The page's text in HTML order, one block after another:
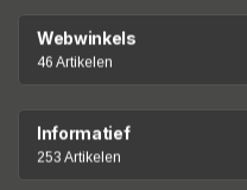
Webwinkels
46 Artikelen
Informatief
253 Artikelen